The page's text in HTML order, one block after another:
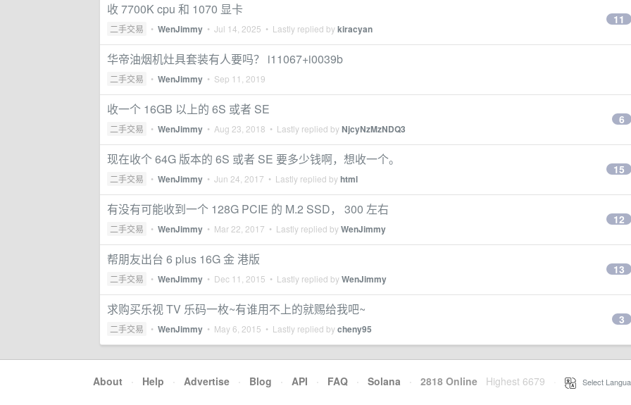
收 7700K cpu 和 1070 显卡
二手交易 • WenJimmy • Jul 14, 2025 • Lastly replied bykiracyan
11
华帝油烟机灶具套装有人要吗？ i11067+i0039b
二手交易 • WenJimmy • Sep 11, 2019
收一个 16GB 以上的 6S 或者 SE
二手交易 • WenJimmy • Aug 23, 2018 • Lastly replied byNjcyNzMzNDQ3
6
现在收个 64G 版本的 6S 或者 SE 要多少钱啊，想收一个。
二手交易 • WenJimmy • Jun 24, 2017 • Lastly replied byhtml
15
有没有可能收到一个 128G PCIE 的 M.2 SSD， 300 左右
二手交易 • WenJimmy • Mar 22, 2017 • Lastly replied byWenJimmy
12
帮朋友出台 6 plus 16G 金 港版
二手交易 • WenJimmy • Dec 11, 2015 • Lastly replied byWenJimmy
13
求购买乐视 TV 乐码一枚~有谁用不上的就赐给我吧~
二手交易 • WenJimmy • May 6, 2015 • Lastly replied bycheny95
3
About · Help · Advertise · Blog · API · FAQ · Solana · 2818 Online Highest 6679 Select